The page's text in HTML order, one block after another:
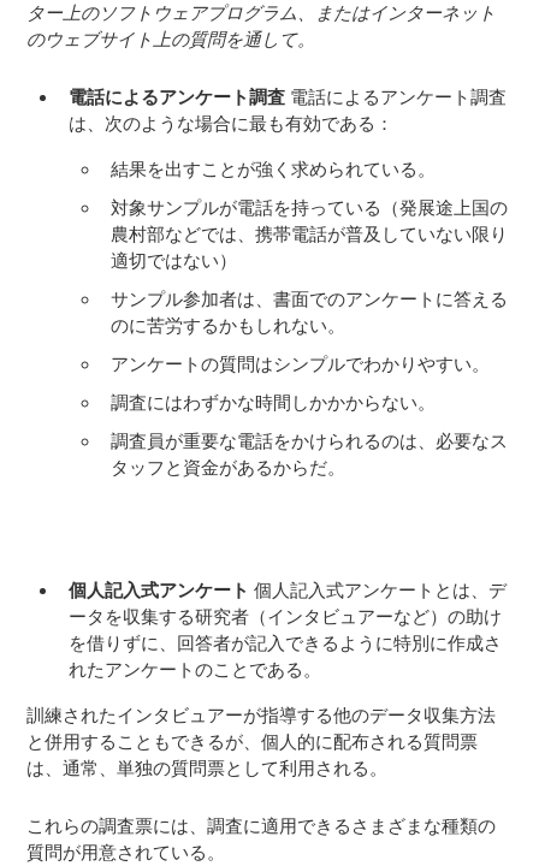
ター上のソフトウェアプログラム、またはインターネット
のウェブサイト上の質問を通して。
電話によるアンケート調査 電話によるアンケート調査
は、次のような場合に最も有効である：
結果を出すことが強く求められている。
対象サンプルが電話を持っている（発展途上国の
農村部などでは、携帯電話が普及していない限り
適切ではない）
サンプル参加者は、書面でのアンケートに答える
のに苦労するかもしれない。
アンケートの質問はシンプルでわかりやすい。
調査にはわずかな時間しかかからない。
調査員が重要な電話をかけられるのは、必要なス
タッフと資金があるからだ。
個人記入式アンケート個人記入式アンケートとは、デ
ータを収集する研究者（インタビュアーなど）の助け
を借りずに、回答者が記入できるように特別に作成さ
れたアンケートのことである。
訓練されたインタビュアーが指導する他のデータ収集方法
と併用することもできるが、個人的に配布される質問票
は、通常、単独の質問票として利用される。
これらの調査票には、調査に適用できるさまざまな種類の
質問が用意されている。